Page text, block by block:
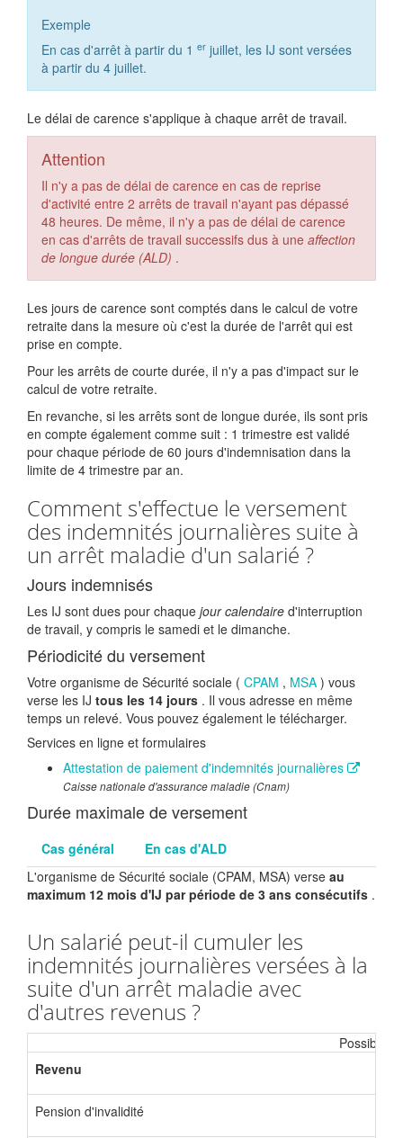
Exemple
En cas d'arrêt à partir du 1 er juillet, les IJ sont versées
à partir du 4 juillet.
Le délai de carence s'applique à chaque arrêt de travail.
Attention
Il n'y a pas de délai de carence en cas de reprise
d'activité entre 2 arrêts de travail n'ayant pas dépassé
48 heures. De même, il n'y a pas de délai de carence
en cas d'arrêts de travail successifs dus à une affection
de longue durée (ALD) .
Les jours de carence sont comptés dans le calcul de votre
retraite dans la mesure où c'est la durée de l'arrêt qui est
prise en compte.
Pour les arrêts de courte durée, il n'y a pas d'impact sur le
calcul de votre retraite.
En revanche, si les arrêts sont de longue durée, ils sont pris
en compte également comme suit : 1 trimestre est validé
pour chaque période de 60 jours d'indemnisation dans la
limite de 4 trimestre par an.
Comment s'effectue le versement
des indemnités journalières suite à
un arrêt maladie d'un salarié ?
Jours indemnisés
Les IJ sont dues pour chaque jour calendaire d'interruption
de travail, y compris le samedi et le dimanche.
Périodicité du versement
Votre organisme de Sécurité sociale ( CPAM , MSA ) vous
verse les IJ tous les 14 jours . Il vous adresse en même
temps un relevé. Vous pouvez également le télécharger.
Services en ligne et formulaires
Attestation de paiement d'indemnités journalières
Caisse nationale d'assurance maladie (Cnam)
Durée maximale de versement
Cas général
En cas d'ALD
L'organisme de Sécurité sociale (CPAM, MSA) verse au
maximum 12 mois d'IJ par période de 3 ans consécutifs .
Un salarié peut-il cumuler les
indemnités journalières versées à la
suite d'un arrêt maladie avec
d'autres revenus ?
Possibilité
Revenu
Pension d'invalidité